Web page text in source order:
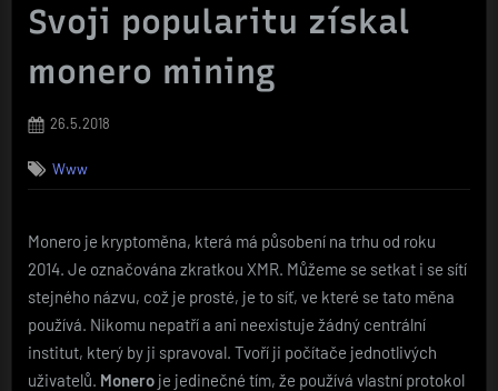
Svoji popularitu získal
monero mining
Posted
26.5.2018
Www
Monero je kryptoměna, která má působení na trhu od roku
2014. Je označována zkratkou XMR. Můžeme se setkat i se sítí
stejného názvu, což je prosté, je to síť, ve které se tato měna
používá. Nikomu nepatří a ani neexistuje žádný centrální
institut, který by ji spravoval. Tvoří ji počítače jednotlivých
uživatelů. Monero je jedinečné tím, že používá vlastní protokol